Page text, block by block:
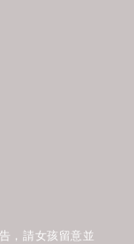
，請女孩留意並